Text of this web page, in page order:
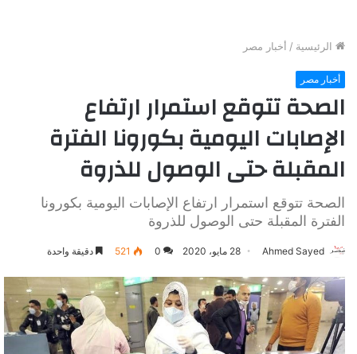
الرئيسية / أخبار مصر
أخبار مصر
الصحة تتوقع استمرار ارتفاع
الإصابات اليومية بكورونا الفترة
المقبلة حتى الوصول للذروة
الصحة تتوقع استمرار ارتفاع الإصابات اليومية بكورونا
الفترة المقبلة حتى الوصول للذروة
Ahmed Sayed 28 مايو، 2020 0
521 دقيقة واحدة